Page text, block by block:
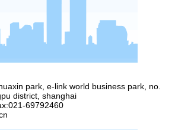
park, e-link world business park, no.
district, shanghai
69792460